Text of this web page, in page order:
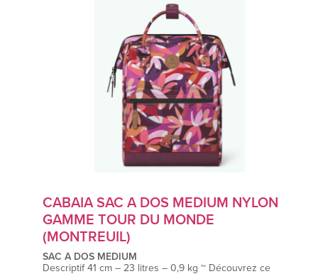
CABAIA SAC A DOS MEDIUM NYLON
GAMME TOUR DU MONDE
(MONTREUIL)
SAC A DOS MEDIUM
Descriptif 41 cm – 23 litres – 0,9 kg ~ Découvrez ce